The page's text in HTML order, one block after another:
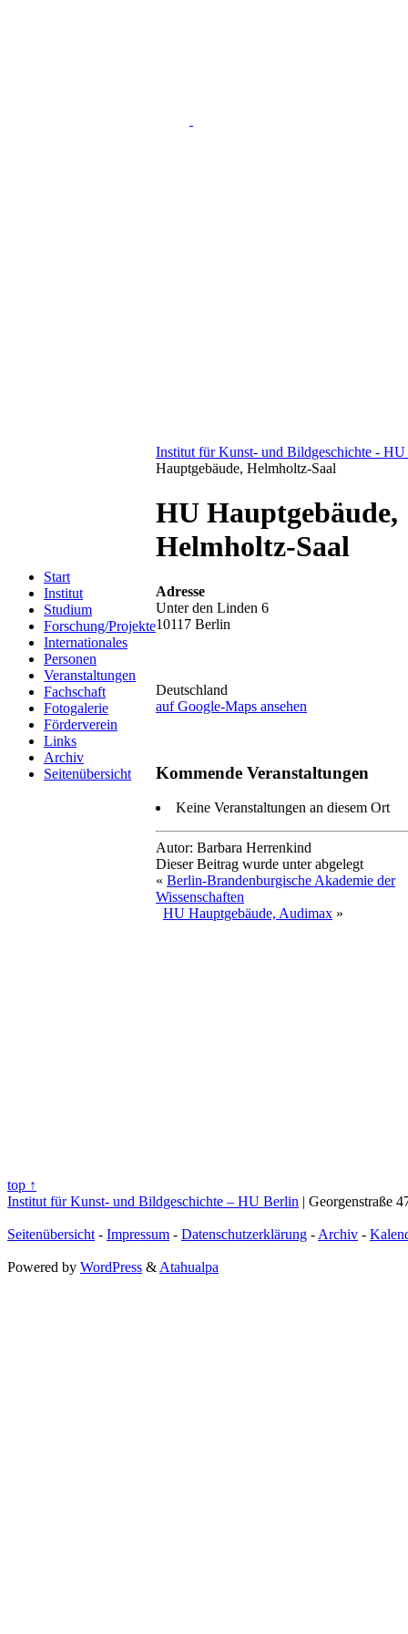
Start
Institut
Studium
Forschung/Projekte
Internationales
Personen
Veranstaltungen
Fachschaft
Fotogalerie
Förderverein
Links
Archiv
Seitenübersicht
Institut für Kunst- und Bildgeschichte -
Hauptgebäude, Helmholtz-Saal
HU Hauptgebäude,
Helmholtz-Saal
Adresse
Unter den Linden 6
10117 Berlin
Deutschland
auf Google-Maps ansehen
Kommende Veranstaltungen
Keine Veranstaltungen an diesem Ort
Autor: Barbara Herrenkind
Dieser Beitrag wurde unter abgelegt
« Berlin-Brandenburgische Akademie der
Wissenschaften
HU Hauptgebäude, Audimax »
top ↑
Institut für Kunst- und Bildgeschichte – HU Berlin | Georgenstraße
Seitenübersicht - Impressum - Datenschutzerklärung - Archiv -
Powered by WordPress & Atahualpa